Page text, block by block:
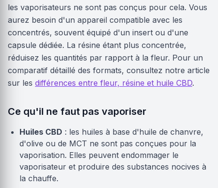
les vaporisateurs ne sont pas conçus pour cela. Vous
aurez besoin d'un appareil compatible avec les
concentrés, souvent équipé d'un insert ou d'une
capsule dédiée. La résine étant plus concentrée,
réduisez les quantités par rapport à la fleur. Pour un
comparatif détaillé des formats, consultez notre article
sur les différences entre fleur, résine et huile CBD.
Ce qu'il ne faut pas vaporiser
Huiles CBD : les huiles à base d'huile de chanvre,
d'olive ou de MCT ne sont pas conçues pour la
vaporisation. Elles peuvent endommager le
vaporisateur et produire des substances nocives à
la chauffe.